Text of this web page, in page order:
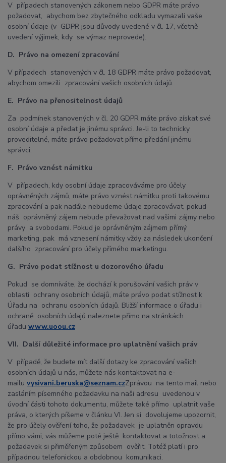
V případech stanovených zákonem nebo GDPR máte právo
požadovat, abychom bez zbytečného odkladu vymazali vaše
osobní údaje (v GDPR jsou důvody uvedené v čl. 17, včetně
uvedení výjimek, kdy se výmaz neprovede).
D. Právo na omezení zpracování
V případech stanovených v čl. 18 GDPR máte právo požadovat,
abychom omezili zpracování vašich osobních údajů.
E. Právo na přenositelnost údajů
Za podmínek stanovených v čl. 20 GDPR máte právo získat své
osobní údaje a předat je jinému správci. Je-li to technicky
proveditelné, máte právo požadovat přímo předání jinému
správci.
F. Právo vznést námitku
V případech, kdy osobní údaje zpracováváme pro účely
oprávněných zájmů, máte právo vznést námitku proti takovému
zpracování a pak nadále nebudeme údaje zpracovávat, pokud
náš oprávněný zájem nebude převažovat nad vašimi zájmy nebo
právy a svobodami. Pokud je oprávněným zájmem přímý
marketing, pak má vznesení námitky vždy za následek ukončení
dalšího zpracování pro účely přímého marketingu.
G. Právo podat stížnost u dozorového úřadu
Pokud se domníváte, že dochází k porušování vašich práv v
oblasti ochrany osobních údajů, máte právo podat stížnost k
Úřadu na ochranu osobních údajů. Bližší informace o úřadu i
ochraně osobních údajů naleznete přímo na stránkách
úřadu www.uoou.cz
VII. Další důležité informace pro uplatnění vašich práv
V případě, že budete mít další dotazy ke zpracování vašich
osobních údajů u nás, můžete nás kontaktovat na e-
mailu vysivani.beruska@seznam.czZprávou na tento mail nebo
zasláním písemného požadavku na naši adresu uvedenou v
úvodní části tohoto dokumentu, můžete také přímo uplatnit vaše
práva, o kterých píšeme v článku VI. Jen si dovolujeme upozornit,
že pro účely ověření toho, že požadavek je uplatněn opravdu
přímo vámi, vás můžeme poté ještě kontaktovat a totožnost a
požadavek si přiměřeným způsobem ověřit. Totéž platí i pro
případnou telefonickou a obdobnou komunikaci.